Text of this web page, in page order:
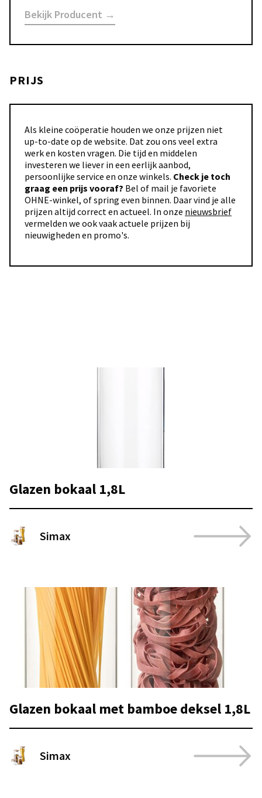
Bekijk Producent →
PRIJS
Als kleine coöperatie houden we onze prijzen niet
up-to-date op de website. Dat zou ons veel extra
werk en kosten vragen. Die tijd en middelen
investeren we liever in een eerlijk aanbod,
persoonlijke service en onze winkels. Check je toch
graag een prijs vooraf? Bel of mail je favoriete
OHNE-winkel, of spring even binnen. Daar vind je alle
prijzen altijd correct en actueel. In onze nieuwsbrief
vermelden we ook vaak actuele prijzen bij
nieuwigheden en promo's.
Glazen bokaal 1,8L
Simax
Glazen bokaal met bamboe deksel 1,8L
Simax